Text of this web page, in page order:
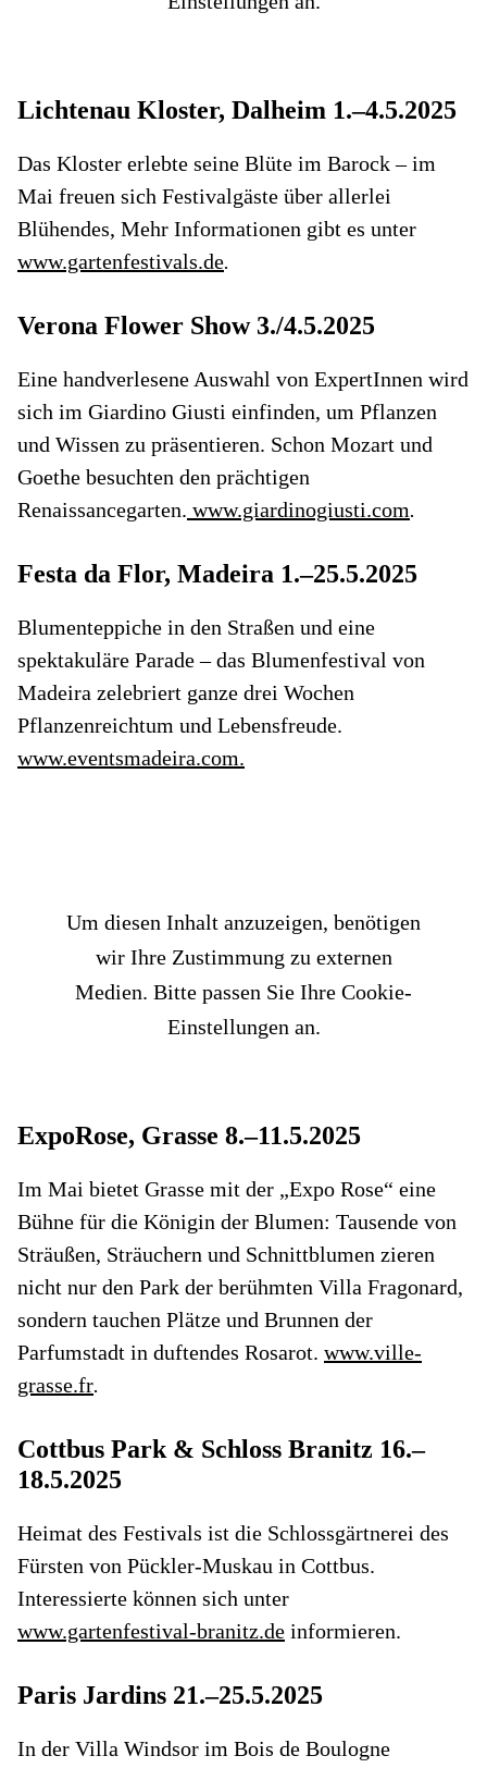
Lichtenau Kloster, Dalheim 1.–4.5.2025
Das Kloster erlebte seine Blüte im Barock – im
Mai freuen sich Festivalgäste über allerlei
Blühendes, Mehr Informationen gibt es unter
www.gartenfestivals.de.
Verona Flower Show 3./4.5.2025
Eine handverlesene Auswahl von ExpertInnen wird
sich im Giardino Giusti einfinden, um Pflanzen
und Wissen zu präsentieren. Schon Mozart und
Goethe besuchten den prächtigen
Renaissancegarten. www.giardinogiusti.com.
Festa da Flor, Madeira 1.–25.5.2025
Blumenteppiche in den Straßen und eine
spektakuläre Parade – das Blumenfestival von
Madeira zelebriert ganze drei Wochen
Pflanzenreichtum und Lebensfreude.
www.eventsmadeira.com.
Um diesen Inhalt anzuzeigen, benötigen
wir Ihre Zustimmung zu externen
Medien. Bitte passen Sie Ihre Cookie-
Einstellungen an.
ExpoRose, Grasse 8.–11.5.2025
Im Mai bietet Grasse mit der „Expo Rose“ eine
Bühne für die Königin der Blumen: Tausende von
Sträußen, Sträuchern und Schnittblumen zieren
nicht nur den Park der berühmten Villa Fragonard,
sondern tauchen Plätze und Brunnen der
Parfumstadt in duftendes Rosarot. www.ville-
grasse.fr.
Cottbus Park & Schloss Branitz 16.–
18.5.2025
Heimat des Festivals ist die Schlossgärtnerei des
Fürsten von Pückler-Muskau in Cottbus.
Interessierte können sich unter
www.gartenfestival-branitz.de informieren.
Paris Jardins 21.–25.5.2025
In der Villa Windsor im Bois de Boulogne